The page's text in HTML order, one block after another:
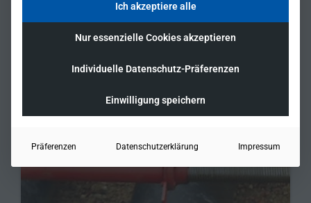
Ich akzeptiere alle
Nur essenzielle Cookies akzeptieren
Individuelle Datenschutz-Präferenzen
Einwilligung speichern
Präferenzen Datenschutzerklärung Impressum